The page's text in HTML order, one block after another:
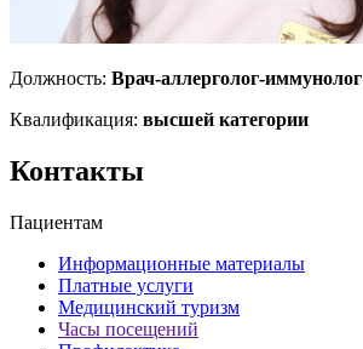
Должность: Врач-аллерголог-иммунолог
Квалификация: высшей категории
Контакты
Пациентам
Информационные материалы
Платные услуги
Медицинский туризм
Часы посещений